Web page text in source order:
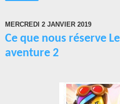
MERCREDI 2 JANVIER 2019
Ce que nous réserve
aventure 2